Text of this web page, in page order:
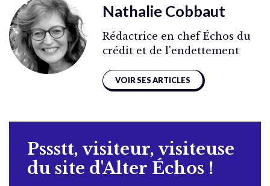
Nathalie Cobbaut
Rédactrice en chef Échos du
crédit et de l'endettement
VOIR SES ARTICLES
Pssstt, visiteur, visiteuse
du site d'Alter Échos !